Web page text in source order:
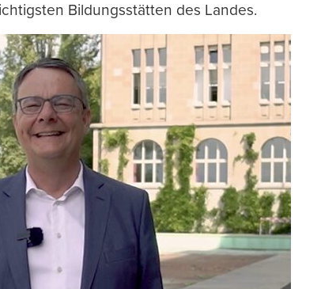
Bildungsstätten des Landes.